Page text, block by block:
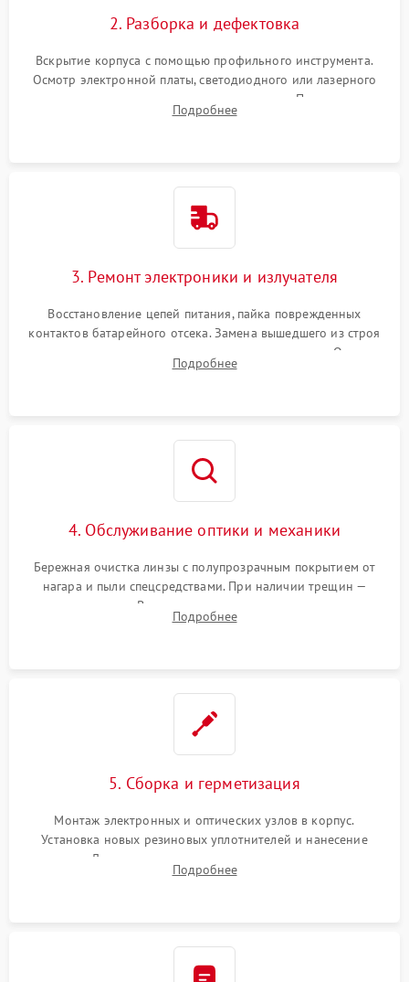
Поломка системы защиты
1000 ₽ Подробнее →
2. Разборка и дефектовка
Вскрытие корпуса с помощью профильного инструмента.
Осмотр электронной платы, светодиодного или лазерного
излучателя, а также механизма выверки. Проверка
уплотнительных прокладок и выявление следов окисления
Подробнее
3. Ремонт электроники и излучателя
Восстановление цепей питания, пайка поврежденных
контактов батарейного отсека. Замена вышедшего из строя
светодиода или микросхемы управления яркостью. Очистка
платы от коррозии и нанесение защитного лака для
Подробнее
4. Обслуживание оптики и механики
Бережная очистка линзы с полупрозрачным покрытием от
нагара и пыли спецсредствами. При наличии трещин —
замена стекла. Восстановление или замена пружин и
резьбовых элементов в механизме ввода поправок для
Подробнее
5. Сборка и герметизация
Монтаж электронных и оптических узлов в корпус.
Установка новых резиновых уплотнителей и нанесение
герметика. Для закрытых коллиматоров — вакуумирование и
заполнение инертным газом для исключения запотевания
Подробнее